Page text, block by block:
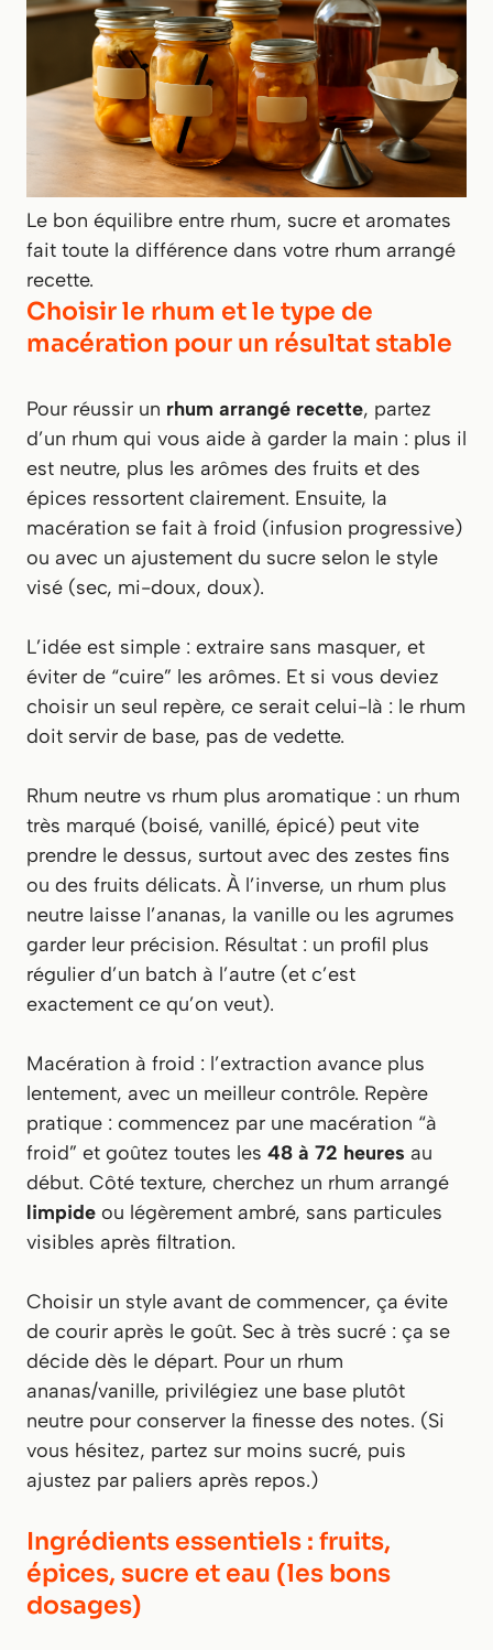
Le bon équilibre entre rhum, sucre et aromates
fait toute la différence dans votre rhum arrangé
recette.
Choisir le rhum et le type de
macération pour un résultat stable
Pour réussir un rhum arrangé recette, partez
d’un rhum qui vous aide à garder la main : plus il
est neutre, plus les arômes des fruits et des
épices ressortent clairement. Ensuite, la
macération se fait à froid (infusion progressive)
ou avec un ajustement du sucre selon le style
visé (sec, mi-doux, doux).
L’idée est simple : extraire sans masquer, et
éviter de “cuire” les arômes. Et si vous deviez
choisir un seul repère, ce serait celui-là : le rhum
doit servir de base, pas de vedette.
Rhum neutre vs rhum plus aromatique : un rhum
très marqué (boisé, vanillé, épicé) peut vite
prendre le dessus, surtout avec des zestes fins
ou des fruits délicats. À l’inverse, un rhum plus
neutre laisse l’ananas, la vanille ou les agrumes
garder leur précision. Résultat : un profil plus
régulier d’un batch à l’autre (et c’est
exactement ce qu’on veut).
Macération à froid : l’extraction avance plus
lentement, avec un meilleur contrôle. Repère
pratique : commencez par une macération “à
froid” et goûtez toutes les 48 à 72 heures au
début. Côté texture, cherchez un rhum arrangé
limpide ou légèrement ambré, sans particules
visibles après filtration.
Choisir un style avant de commencer, ça évite
de courir après le goût. Sec à très sucré : ça se
décide dès le départ. Pour un rhum
ananas/vanille, privilégiez une base plutôt
neutre pour conserver la finesse des notes. (Si
vous hésitez, partez sur moins sucré, puis
ajustez par paliers après repos.)
Ingrédients essentiels : fruits,
épices, sucre et eau (les bons
dosages)